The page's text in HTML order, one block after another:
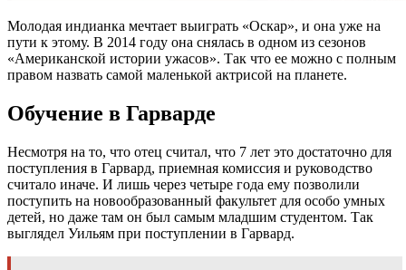
Молодая индианка мечтает выиграть «Оскар», и она уже на
пути к этому. В 2014 году она снялась в одном из сезонов
«Американской истории ужасов». Так что ее можно с полным
правом назвать самой маленькой актрисой на планете.
Обучение в Гарварде
Несмотря на то, что отец считал, что 7 лет это достаточно для
поступления в Гарвард, приемная комиссия и руководство
считало иначе. И лишь через четыре года ему позволили
поступить на новообразованный факультет для особо умных
детей, но даже там он был самым младшим студентом. Так
выглядел Уильям при поступлении в Гарвард.